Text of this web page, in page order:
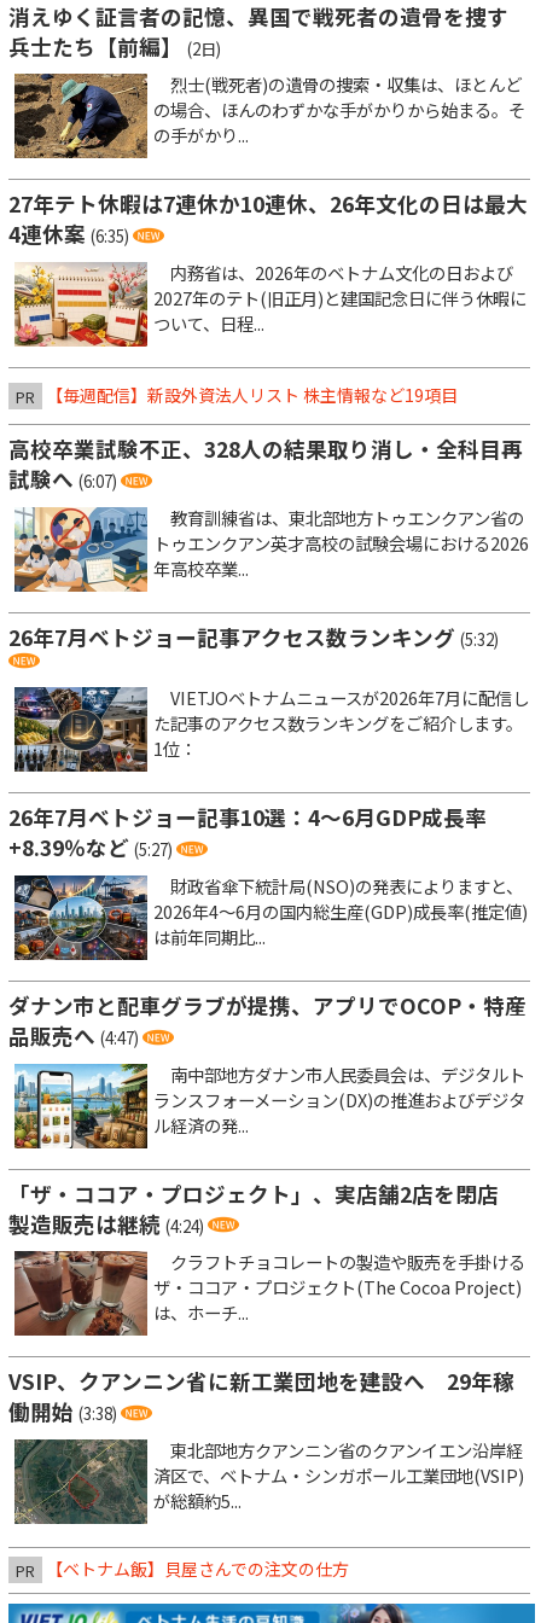
消えゆく証言者の記憶、異国で戦死者の遺骨を捜す
兵士たち【前編】
(2日)
烈士(戦死者)の遺骨の捜索・収集は、ほとんど
の場合、ほんのわずかな手がかりから始まる。そ
の手がかり...
27年テト休暇は7連休か10連休、26年文化の日は最大
4連休案 (6:35)
内務省は、2026年のベトナム文化の日および
2027年のテト(旧正月)と建国記念日に伴う休暇に
ついて、日程...
PR 【毎週配信】新設外資法人リスト 株主情報など19項目
高校卒業試験不正、328人の結果取り消し・全科目再
試験へ (6:07)
教育訓練省は、東北部地方トゥエンクアン省の
トゥエンクアン英才高校の試験会場における2026
年高校卒業...
26年7月ベトジョー記事アクセス数ランキング (5:32)
VIETJOベトナムニュースが2026年7月に配信し
た記事のアクセス数ランキングをご紹介します。
1位：
26年7月ベトジョー記事10選：4～6月GDP成長率
+8.39％など (5:27)
財政省傘下統計局(NSO)の発表によりますと、
2026年4～6月の国内総生産(GDP)成長率(推定値)
は前年同期比...
ダナン市と配車グラブが提携、アプリでOCOP・特産
品販売へ (4:47)
南中部地方ダナン市人民委員会は、デジタルト
ランスフォーメーション(DX)の推進およびデジタ
ル経済の発...
「ザ・ココア・プロジェクト」、実店舗2店を閉店
製造販売は継続 (4:24)
クラフトチョコレートの製造や販売を手掛ける
ザ・ココア・プロジェクト(The Cocoa Project)
は、ホーチ...
VSIP、クアンニン省に新工業団地を建設へ 29年稼
働開始 (3:38)
東北部地方クアンニン省のクアンイエン沿岸経
済区で、ベトナム・シンガポール工業団地(VSIP)
が総額約5...
PR 【ベトナム飯】貝屋さんでの注文の仕方